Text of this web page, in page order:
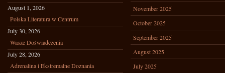
August 1, 2026
Polska Literatura w Centrum
July 30, 2026
Wasze Doświadczenia
July 28, 2026
Adrenalina i Ekstremalne Doznania
November 2025
October 2025
September 2025
August 2025
July 2025